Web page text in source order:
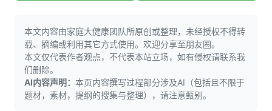
本文内容由家庭大健康团队所原创或整理，未经授权不得转
载、摘编或利用其它方式使用。欢迎分享至朋友圈。
本文仅代表作者观点，不代表本站立场，如有侵权请联系我
们删除。
AI内容声明： 本页内容撰写过程部分涉及AI（包括且不限于
题材，素材，提纲的搜集与整理），请注意甄别。